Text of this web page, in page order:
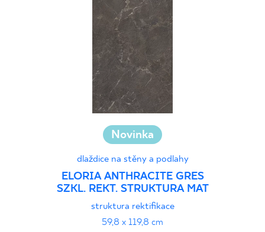
Novinka
dlaždice na stěny a podlahy
ELORIA ANTHRACITE GRES
SZKL. REKT. STRUKTURA MAT
struktura rektifikace
59,8 x 119,8 cm